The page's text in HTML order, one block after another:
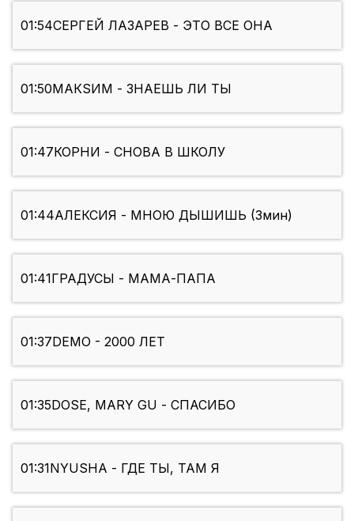
01:54СЕРГЕЙ ЛАЗАРЕВ - ЭТО ВСЕ ОНА
01:50МАКSИМ - ЗНАЕШЬ ЛИ ТЫ
01:47КОРНИ - СНОВА В ШКОЛУ
01:44АЛЕКСИЯ - МНОЮ ДЫШИШЬ (3мин)
01:41ГРАДУСЫ - МАМА-ПАПА
01:37DEMO - 2000 ЛЕТ
01:35DOSE, MARY GU - СПАСИБО
01:31NYUSHA - ГДЕ ТЫ, ТАМ Я